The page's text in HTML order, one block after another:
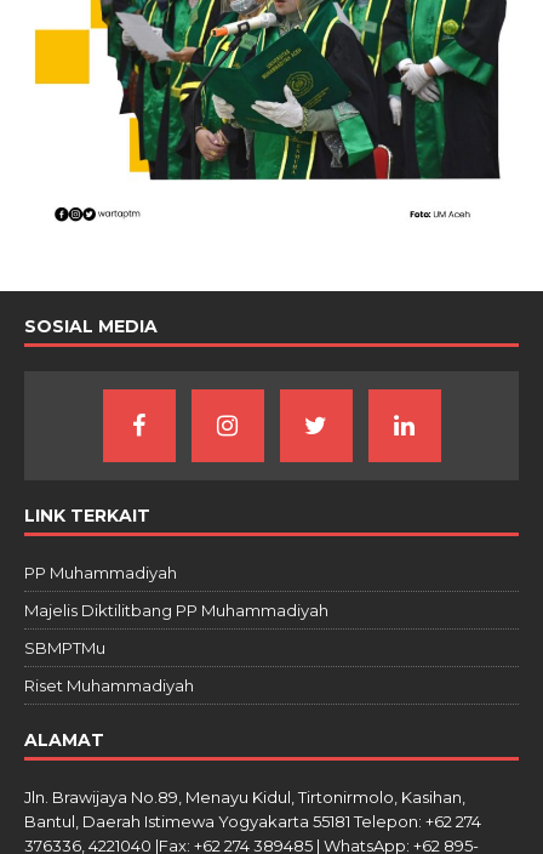
SOSIAL MEDIA
LINK TERKAIT
PP Muhammadiyah
Majelis Diktilitbang PP Muhammadiyah
SBMPTMu
Riset Muhammadiyah
ALAMAT
Jln. Brawijaya No.89, Menayu Kidul, Tirtonirmolo, Kasihan,
Bantul, Daerah Istimewa Yogyakarta 55181 Telepon: +62 274
376336, 4221040 |Fax: +62 274 389485 | WhatsApp: +62 895-